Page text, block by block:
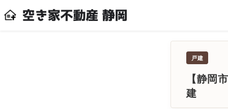
戸建
【静岡
建